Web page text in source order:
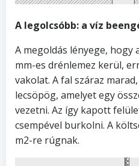
A legolcsóbb: a víz
A megoldás lényege, hogy
mm-es drénlemez kerül,
vakolat. A fal száraz
lecsöpög, amelyet egy
vezetni. Az így kapott
csempével burkolni. A
m2-re rúgnak.